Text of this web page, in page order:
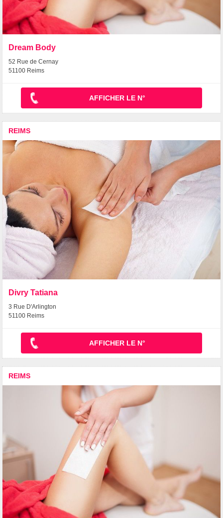
Dream Body
52 Rue de Cernay
51100 Reims
AFFICHER LE N°
REIMS
Divry Tatiana
3 Rue D'Arlington
51100 Reims
AFFICHER LE N°
REIMS